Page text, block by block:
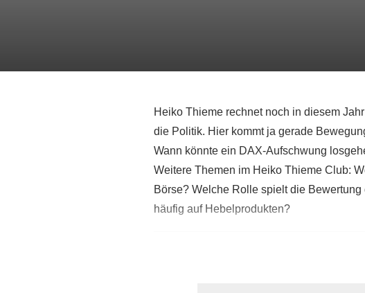
Heiko Thieme rechnet noch in diesem
die Politik. Hier kommt ja gerade
Wann könnte ein DAX-Aufschwung
Weitere Themen im Heiko Thieme Club:
Börse? Welche Rolle spielt die
häufig auf Hebelprodukten?